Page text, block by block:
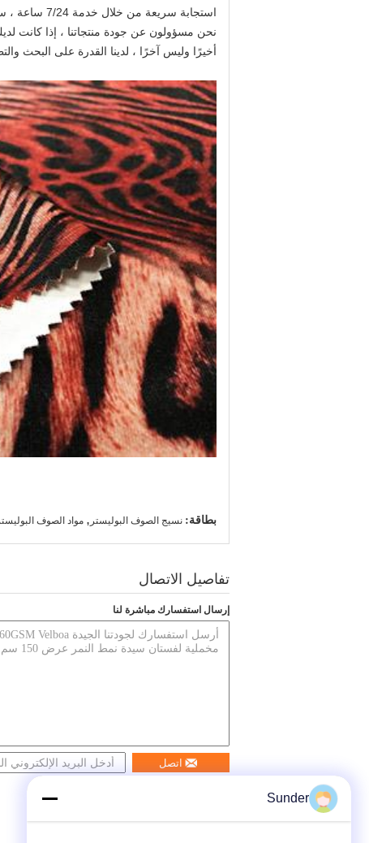
استجابة سريعة من خلال خدمة 7/24 ساعة ، سيتم التعامل مع جميع الأسئلة والرسائل الإلكترونية في غضون 12 ساعة.
نحن مسؤولون عن جودة منتجاتنا ، إذا كانت
أخيرًا وليس آخرًا ، لدينا القدرة على البحث
بطاقة: نسيج الصوف البوليستر , مواد الصوف
تفاصيل الاتصال
إرسال استفسارك مباشرة لنا
اتصل
Sunder